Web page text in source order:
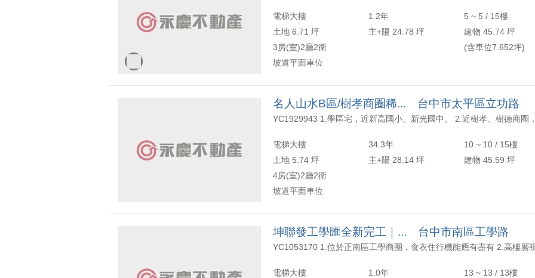
台中市-龍井區
台中市-中區
台中市-大安區
電梯大樓 1.2年
5 ~ 5 / 15樓
土地 6.71 坪
主+陽 24.78 坪
建物 45.74 坪
3房(室)2廳2衛
(含車位7.652坪)
坡道平面車位
名人山水B區/樹孝商圈稀... 台中市太平區立功路
電梯大樓 34.3年
10 ~ 10 / 15樓
土地 5.74 坪
主+陽 28.14 坪
建物 45.59 坪
4房(室)2廳2衛
坡道平面車位
坤聯發工學匯全新完工｜... 台中市南區工學路
電梯大樓 1.0年
13 ~ 13 / 13樓